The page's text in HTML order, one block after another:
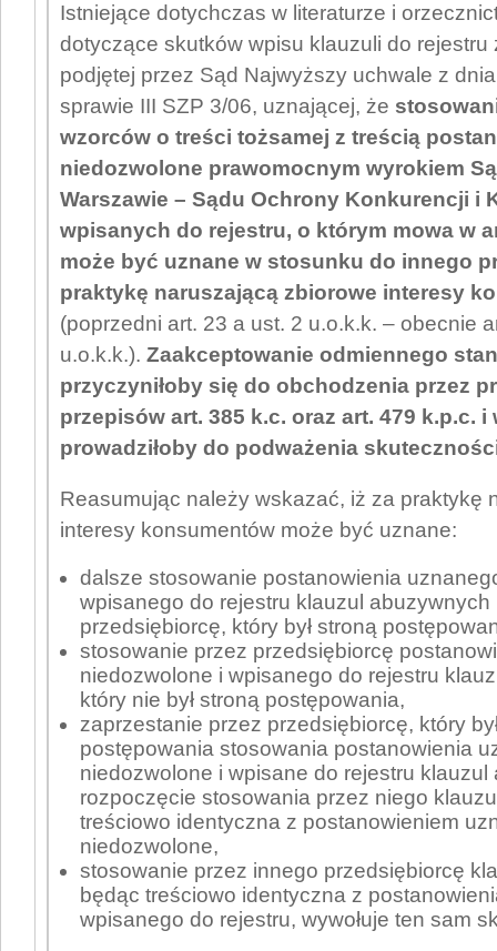
Istniejące dotychczas w literaturze i
dotyczące skutków wpisu klauzuli do rejestru
podjętej przez Sąd Najwyższy uchwale z
sprawie III SZP 3/06, uznającej, że
wzorców o treści tożsamej z treścią
niedozwolone prawomocnym wyrokiem
Warszawie – Sądu Ochrony Konkurencji i
wpisanych do rejestru, o którym mowa w
może być uznane w stosunku do innego
praktykę naruszającą zbiorowe interesy
(poprzedni art. 23 a ust. 2 u.o.k.k. – obecnie
u.o.k.k.). Zaakceptowanie odmiennego
przyczyniłoby się do obchodzenia przez
przepisów art. 385 k.c. oraz art. 479 k.p.c.
prowadziłoby do podważenia
Reasumując należy wskazać, iż za praktykę
interesy konsumentów może być uznane:
dalsze stosowanie postanowienia
wpisanego do rejestru klauzul abuzywnych
przedsiębiorcę, który był stroną
stosowanie przez przedsiębiorcę
niedozwolone i wpisanego do rejestru
który nie był stroną postępowania,
zaprzestanie przez przedsiębiorcę, który
postępowania stosowania postanowienia
niedozwolone i wpisane do rejestru klauzul
rozpoczęcie stosowania przez niego
treściowo identyczna z postanowieniem
niedozwolone,
stosowanie przez innego przedsiębiorcę
będąc treściowo identyczna z
wpisanego do rejestru, wywołuje ten sam